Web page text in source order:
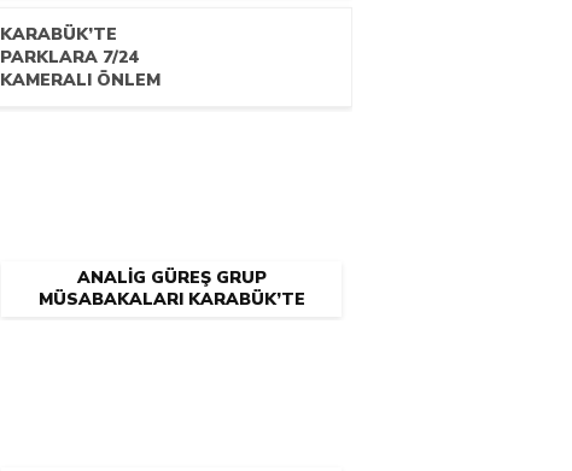
YÖNELİK EĞİTİM
PROGRAMI
KARABÜK’TE
PARKLARA 7/24
KAMERALI ÖNLEM
ANALİG GÜREŞ GRUP
MÜSABAKALARI KARABÜK’TE